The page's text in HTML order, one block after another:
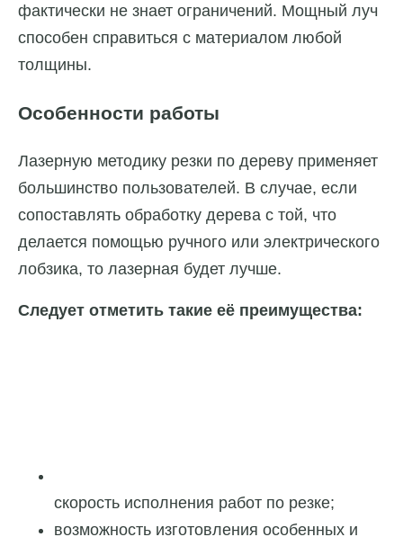
фактически не знает ограничений. Мощный луч
способен справиться с материалом любой
толщины.
Особенности работы
Лазерную методику резки по дереву применяет
большинство пользователей. В случае, если
сопоставлять обработку дерева с той, что
делается помощью ручного или электрического
лобзика, то лазерная будет лучше.
Следует отметить такие её преимущества:
скорость исполнения работ по резке;
возможность изготовления особенных и